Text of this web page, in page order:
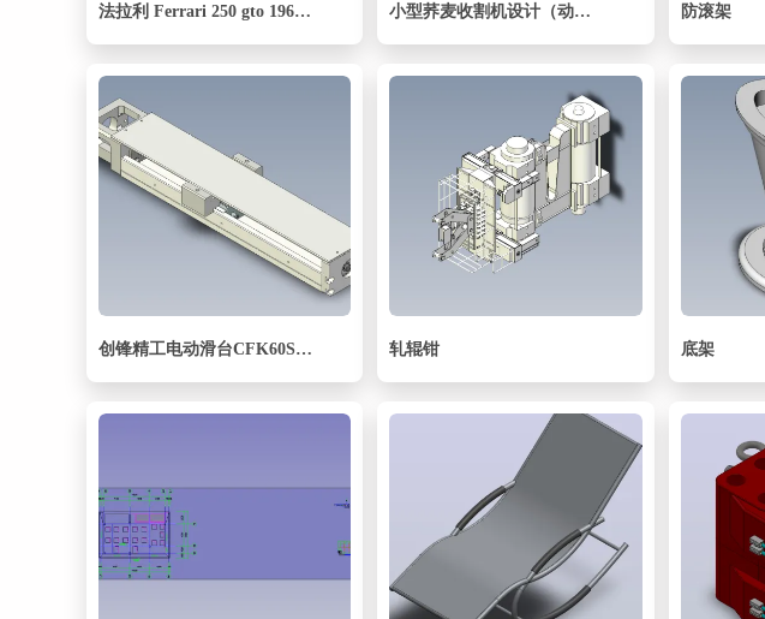
法拉利 Ferrari 250 gto 1962跑车外壳图纸 小型荞麦收割机设计（动力、传动、行走及功能转换机构）【含CAD图纸、SW三维模型】 防滚架
创锋精工电动滑台CFK60S-300C 轧辊钳 底架